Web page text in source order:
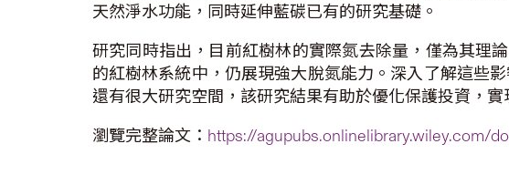
天然淨水功能，同時延伸藍碳已有的研究基礎。
研究同時指出，目前紅樹林的實際氮去除量，僅為其理
的紅樹林系統中，仍展現強大脫氮能力。深入了解這些
還有很大研究空間，該研究結果有助於優化保護投資，
瀏覽完整論文： https://agupubs.onlinelibrary.wiley.com/